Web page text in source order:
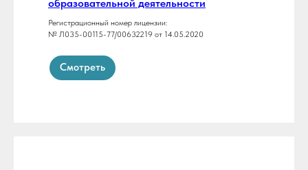
образовательной деятельности
Регистрационный номер лицензии:
№ Л035-00115-77/00632219 от 14.05.2020
Смотреть